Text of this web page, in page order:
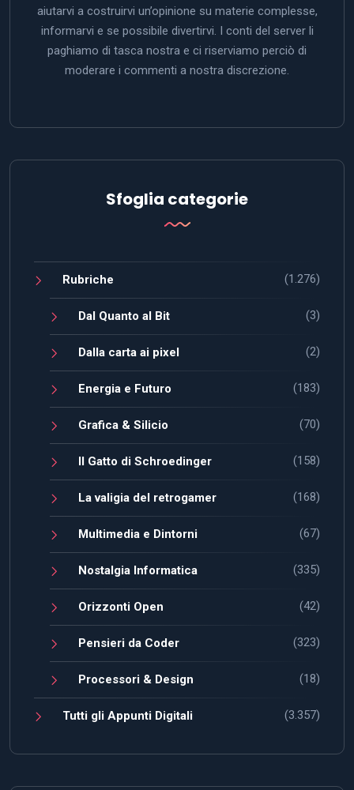
aiutarvi a costruirvi un’opinione su materie complesse,
informarvi e se possibile divertirvi. I conti del server li
paghiamo di tasca nostra e ci riserviamo perciò di
moderare i commenti a nostra discrezione.
Sfoglia categorie
Rubriche (1.276)
Dal Quanto al Bit (3)
Dalla carta ai pixel (2)
Energia e Futuro (183)
Grafica & Silicio (70)
Il Gatto di Schroedinger (158)
La valigia del retrogamer (168)
Multimedia e Dintorni (67)
Nostalgia Informatica (335)
Orizzonti Open (42)
Pensieri da Coder (323)
Processori & Design (18)
Tutti gli Appunti Digitali (3.357)